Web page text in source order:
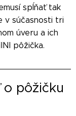
spĺňať tak
v súčasnosti tri
úveru a ich
pôžička.
pôžičku